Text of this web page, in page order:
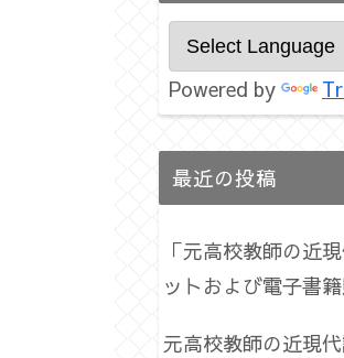
Powered by
最近の投稿
「元高校教師の近
ットおよび電子書
元高校教師の近現